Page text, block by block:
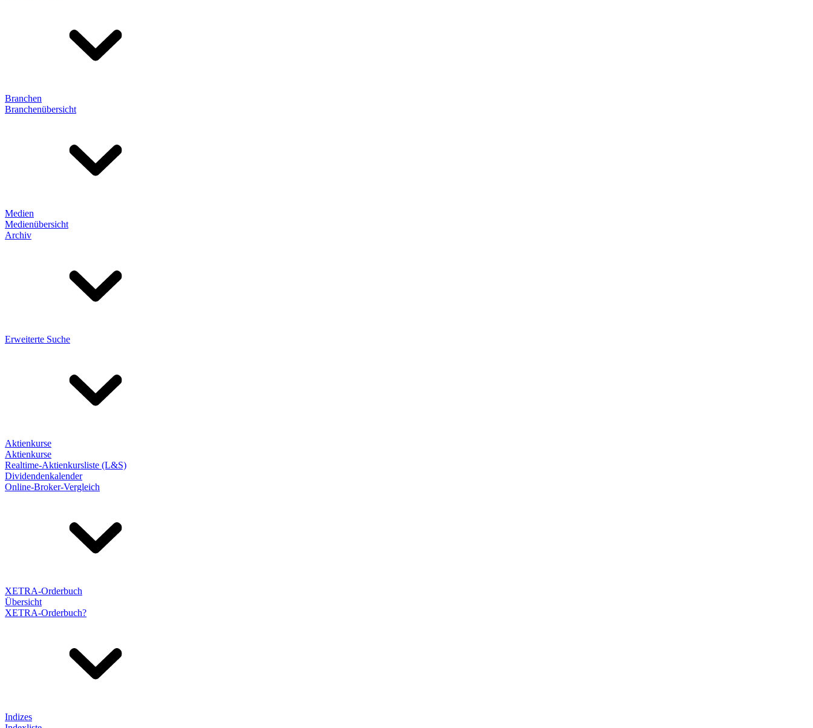
Branchen
Branchenübersicht
Medien
Medienübersicht
Archiv
Erweiterte Suche
Aktienkurse
Aktienkurse
Realtime-Aktienkursliste (L&S)
Dividendenkalender
Online-Broker-Vergleich
XETRA-Orderbuch
Übersicht
XETRA-Orderbuch?
Indizes